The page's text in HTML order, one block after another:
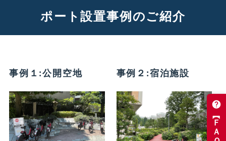
ポート設置事例のご紹介
事例１:公開空地 事例２:宿泊施設